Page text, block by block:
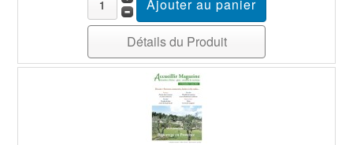
Détails du Produit